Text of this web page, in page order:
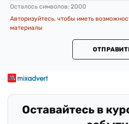
Осталось символов: 2000
Авторизуйтесь, чтобы иметь
материалы
Оставайтесь в